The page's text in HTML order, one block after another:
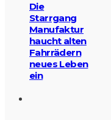
Die
Starrgang
Manufaktur
haucht alten
Fahrrädern
neues Leben
ein